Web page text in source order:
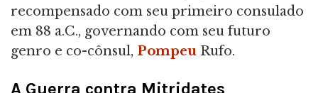
recompensado com seu primeiro consulado
em 88 a.C., governando com seu futuro
genro e co-cônsul, Pompeu Rufo.
A Guerra contra Mitridates